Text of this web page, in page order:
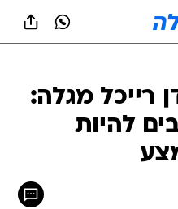
רייכל מגלה:
להיות